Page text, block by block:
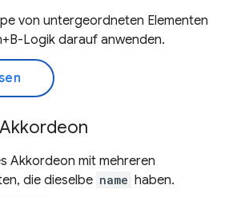
von untergeordneten Elementen
Logik darauf anwenden.
Akkordeon mit mehreren
die dieselbe name haben.